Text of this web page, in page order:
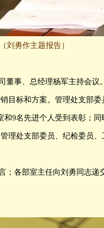
（刘勇作主题报告）
董事、总经理杨军主持会议
目标和方案。管理处支部
9名先进个人受到表彰；
理处支部委员、纪检委员
；各部室主任向刘勇同志递